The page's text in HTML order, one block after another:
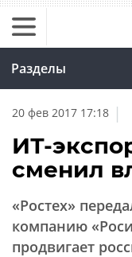
Разделы
20 фев 2017 17:18 |
ИТ-
сменил
«Ростех»
компанию
продвигает